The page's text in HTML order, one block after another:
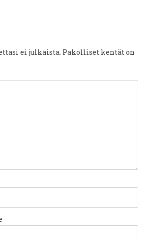
ei julkaista. Pakolliset kentät on